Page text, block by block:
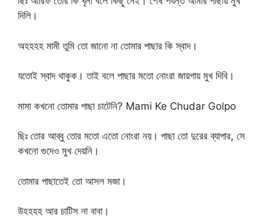
দিলি।
অহহহহ মামী তুমি তো জানো না তোমার পাছার কি স্বাদ।
যতোই স্বাদ থাকুক। তাই বলে পাছার মতো নোংরা জায়গায় মুখ দিবি।
মামা কখনো তোমার পাছা চাটেনি? Mami Ke Chudar Golpo
ছিঃ তোর আব্বু তোর মতো এতো নোংরা নয়। পাছা তো দুরের ব্যাপার, সে
কখনো গুদেও মুখ দেয়নি।
তোমার পাছাতেই তো আসল মজা।
উহহহহ আর চাটিস না বাবা।